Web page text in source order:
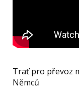
Trať pro převoz
Němců